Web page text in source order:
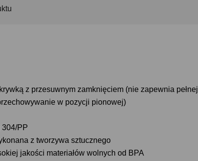
z przesuwnym zamknięciem (nie zapewnia pełnej
w pozycji pionowej)
PP
z tworzywa sztucznego
jakości materiałów wolnych od BPA